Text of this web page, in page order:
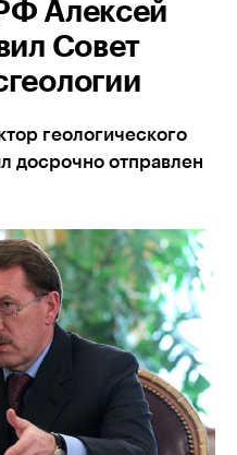
Алексей
Совет
геологического
досрочно отправлен